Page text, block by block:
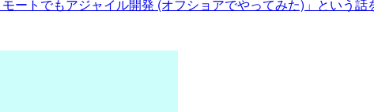
ートでもアジャイル開発 (オフショアでやってみた)」という話